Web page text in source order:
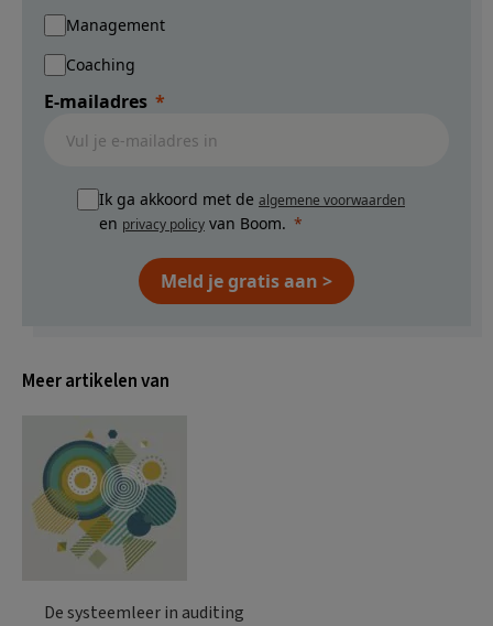
Management
Coaching
E-mailadres
Ik ga akkoord met de algemene voorwaarden
en privacy policy van Boom.
Meld je gratis aan >
Meer artikelen van
De systeemleer in auditing